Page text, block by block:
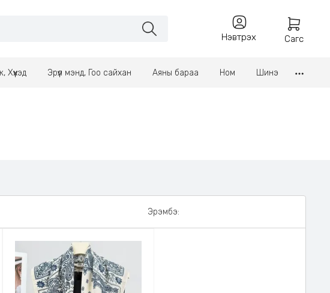
Нэвтрэх Сагс
Хүүхэд Эрүүл мэнд, Гоо сайхан Аяны бараа Ном Шинэ
Эрэмбэ: